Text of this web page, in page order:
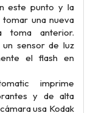
este punto y la
una nueva
toma anterior.
un sensor de luz
el flash en
imprime
y de alta
usa Kodak